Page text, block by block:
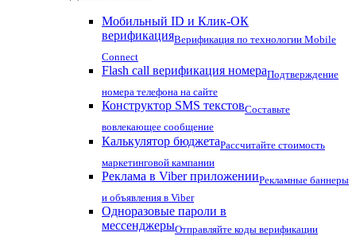
Мобильный ID и Клик-ОК
верификацияВерификация по технологии Mobile
Connect
Flash call верификация номераПодтверждение
номера телефона на сайте
Конструктор SMS текстовСоставьте
вовлекающее сообщение
Калькулятор бюджетаРассчитайте стоимость
маркетинговой кампании
Реклама в Viber приложенииРекламные баннеры
и объявления в Viber
Одноразовые пароли в
мессенджерыОтправляйте коды верификации